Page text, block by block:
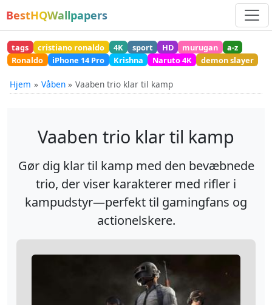
BestHQWallpapers
tags cristiano ronaldo 4K sport HD murugan
a-z
Ronaldo
iPhone 14 Pro Krishna Naruto 4K demon slayer
Hjem Våben Vaaben trio klar til kamp
Vaaben trio klar til kamp
Gør dig klar til kamp med den bevæbnede
trio, der viser karakterer med rifler i
kampudstyr—perfekt til gamingfans og
actionelskere.